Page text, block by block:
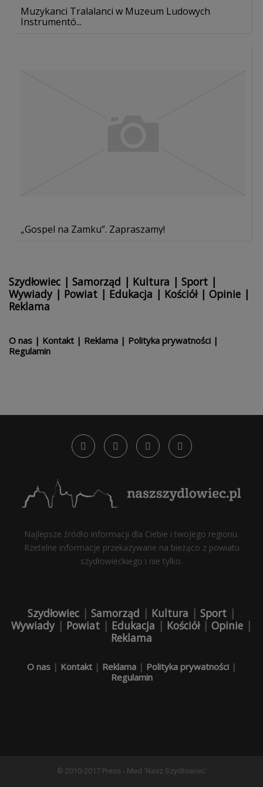
Muzykanci Tralalanci w Muzeum Ludowych
Instrumentó...
„Gospel na Zamku”. Zapraszamy!
Szydłowiec | Samorząd | Kultura | Sport |
Wywiady| Powiat | Edukacja | Kościół| Opinie |
Reklama
O nas | Kontakt | Reklama | Polityka prywatności |
Regulamin
Najlepsze źródło informacji dla Ciebie i twojego regionu.
Rzetelne informacje przekazywane na bieżąco z powiatu
szydłowieckiego i nie tylko.
Szydłowiec | Samorząd | Kultura | Sport |
Wywiady| Powiat | Edukacja | Kościół| Opinie |
Reklama
O nas| Kontakt| Reklama| Polityka prywatności|
Regulamin
© 2010-2017 Press - Med 'Nasz Szydłowiec'